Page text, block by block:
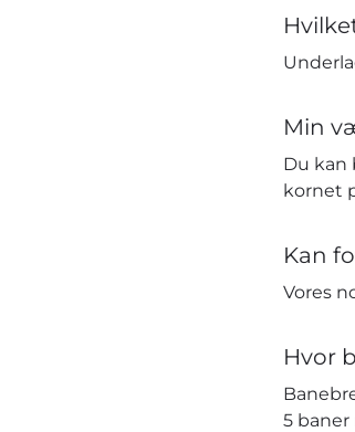
Min
Du kan
kornet
Kan
Vores
Hvor
5